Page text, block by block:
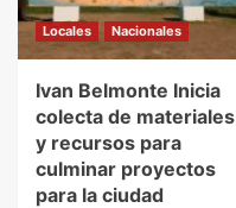
Locales Nacionales
Ivan Belmonte Inicia
colecta de materiales
y recursos para
culminar proyectos
para la ciudad